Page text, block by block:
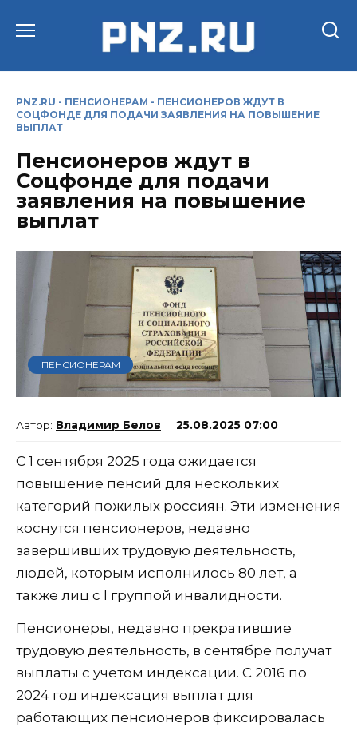
PNZ.RU - ПЕНСИОНЕРАМ - ПЕНСИОНЕРОВ ЖДУТ В
СОЦФОНДЕ ДЛЯ ПОДАЧИ ЗАЯВЛЕНИЯ НА ПОВЫШЕНИЕ
ВЫПЛАТ
Пенсионеров ждут в
Соцфонде для подачи
заявления на повышение
выплат
ПЕНСИОНЕРАМ
Владимир Белов 25.08.2025 07:00
С 1 сентября 2025 года ожидается
повышение пенсий для нескольких
категорий пожилых россиян. Эти изменения
коснутся пенсионеров, недавно
завершивших трудовую деятельность,
людей, которым исполнилось 80 лет, а
также лиц с I группой инвалидности.
Пенсионеры, недавно прекратившие
трудовую деятельность, в сентябре получат
выплаты с учетом индексации. С 2016 по
2024 год индексация выплат для
работающих пенсионеров фиксировалась